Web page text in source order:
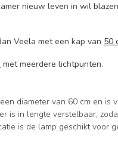
nieuw leven in wil
Veela met een kap van 50
met meerdere lichtpunten.
diameter van 60 cm en is
is in lengte verstelbaar,
is de lamp geschikt voor